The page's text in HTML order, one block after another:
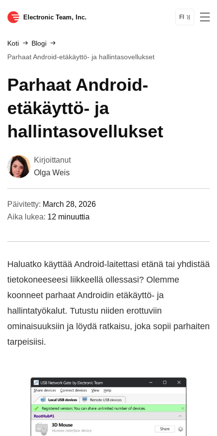
Electronic Team, Inc. FI
Koti
Blogi
Parhaat Android-etäkäyttö- ja hallintasovellukset
Parhaat Android-
etäkäyttö- ja
hallintasovellukset
Kirjoittanut
Olga Weis
Päivitetty: March 28, 2026
Aika lukea: 12 minuuttia
Haluatko käyttää Android-laitettasi etänä tai yhdistää
tietokoneeseesi liikkeellä ollessasi? Olemme
koonneet parhaat Androidin etäkäyttö- ja
hallintatyökalut. Tutustu niiden erottuviin
ominaisuuksiin ja löydä ratkaisu, joka sopii parhaiten
tarpeisiisi.